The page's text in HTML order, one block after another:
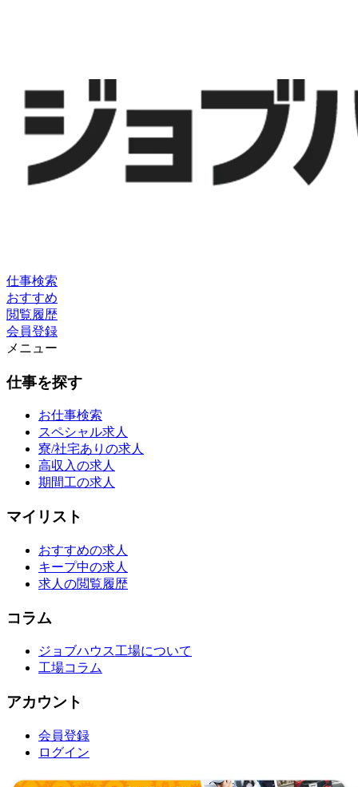
仕事検索
おすすめ
閲覧履歴
会員登録
メニュー
仕事を探す
お仕事検索
スペシャル求人
寮/社宅ありの求人
高収入の求人
期間工の求人
マイリスト
おすすめの求人
キープ中の求人
求人の閲覧履歴
コラム
ジョブハウス工場について
工場コラム
アカウント
会員登録
ログイン